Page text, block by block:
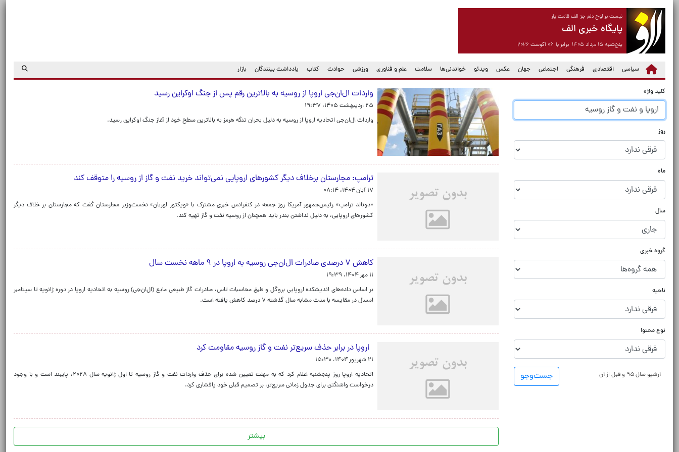
نیست بر لوح دلم جز الف قامت یار
پایگاه خبری الف
پنج‌شنبه ۱۵ مرداد ۱۴۰۵ برابر با ۰۶ آگوست ۲۰۲۶
سیاسی اقتصادی فرهنگی اجتماعی جهان عکس ویدئو خواندنی‌ها سلامت علم و فناوری ورزشی حوادث کتاب یادداشت بینندگان بازار
کلید واژه
روز
ماه
سال
گروه خبری
ناحیه
نوع محتوا
جست‌و‌جو آرشیو سال ۹۵ و قبل از آن
واردات ال‌ان‌جی اروپا از روسیه به بالاترین رقم پس از جنگ اوکراین رسید
۲۵ اردیبهشت ۱۴۰۵، ۱۹:۳۷
واردات ال‌ان‌جی اتحادیه اروپا از روسیه به دلیل بحران تنگه هرمز به بالاترین سطح خود از آغاز جنگ اوکراین رسید.
ترامپ: مجارستان برخلاف دیگر کشورهای اروپایی نمی‌تواند خرید نفت و گاز از روسیه را متوقف کند
۱۷ آبان ۱۴۰۴، ۰۸:۱۴
«دونالد ترامپ» رئیس‌جمهور آمریکا روز جمعه در کنفرانس خبری مشترک با «ویکتور اوربان» نخست‌وزیر مجارستان گفت که مجارستان بر خلاف دیگر
کشورهای اروپایی، به دلیل نداشتن بندر باید همچنان از روسیه نفت و گاز تهیه کند.
کاهش ۷ درصدی صادرات ال‌ان‌جی روسیه به اروپا در ۹ ماهه نخست سال
۱۱ مهر ۱۴۰۴، ۱۹:۳۹
بر اساس داده‌های اندیشکده اروپایی بروگل و طبق محاسبات تاس، صادرات گاز طبیعی مایع (ال‌ان‌جی) روسیه به اتحادیه اروپا در دوره ژانویه تا سپتامبر
امسال در مقایسه با مدت مشابه سال گذشته ۷ درصد کاهش یافته است.
اروپا در برابر حذف سریع‌تر نفت و گاز روسیه مقاومت کرد
۲۱ شهریور ۱۴۰۴، ۱۵:۳۰
اتحادیه اروپا روز پنجشنبه اعلام کرد که به مهلت تعیین شده برای حذف واردات نفت و گاز روسیه تا اول ژانویه سال ۲۰۲۸، پایبند است و با وجود
درخواست واشنگتن برای جدول زمانی سریع‌تر، بر تصمیم قبلی خود پافشاری کرد.
بیشتر